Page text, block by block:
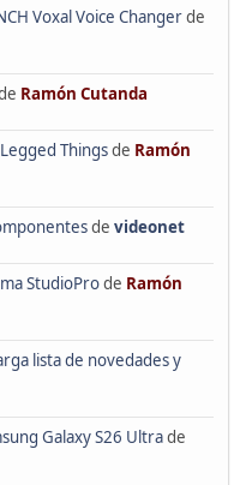
Voxal Voice Changerde
Ramón Cutanda
Thingsde Ramón
de videonet
StudioProde Ramón
lista de novedades y
Galaxy S26 Ultrade